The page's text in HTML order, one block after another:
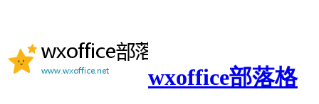
wxoffice部落格